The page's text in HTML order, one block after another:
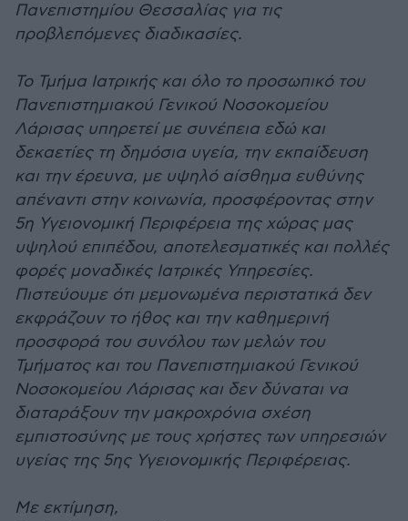
Πανεπιστημίου Θεσσαλίας για τις
προβλεπόμενες διαδικασίες.
Το Τμήμα Ιατρικής και όλο το προσωπικό του
Πανεπιστημιακού Γενικού Νοσοκομείου
Λάρισας υπηρετεί με συνέπεια εδώ και
δεκαετίες τη δημόσια υγεία, την εκπαίδευση
και την έρευνα, με υψηλό αίσθημα ευθύνης
απέναντι στην κοινωνία, προσφέροντας στην
5η Υγειονομική Περιφέρεια της χώρας μας
υψηλού επιπέδου, αποτελεσματικές και πολλές
φορές μοναδικές Ιατρικές Υπηρεσίες.
Πιστεύουμε ότι μεμονωμένα περιστατικά δεν
εκφράζουν το ήθος και την καθημερινή
προσφορά του συνόλου των μελών του
Τμήματος και του Πανεπιστημιακού Γενικού
Νοσοκομείου Λάρισας και δεν δύναται να
διαταράξουν την μακροχρόνια σχέση
εμπιστοσύνης με τους χρήστες των υπηρεσιών
υγείας της 5ης Υγειονομικής Περιφέρειας.
Με εκτίμηση,